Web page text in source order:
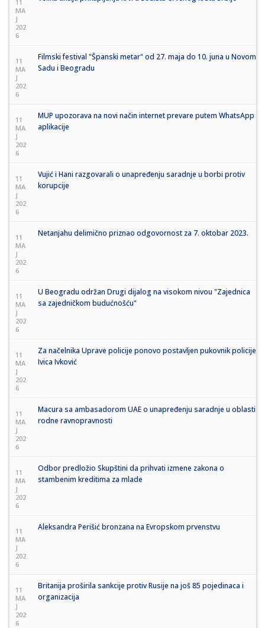
11
MA
J
202
6
11
MA
J
202
6
Filmski festival "Španski metar" od 27. maja do 10. juna u Novom
Sadu i Beogradu
11
MA
J
202
6
MUP upozorava na novi način internet prevare putem WhatsApp
aplikacije
11
MA
J
202
6
Vujić i Hani razgovarali o unapređenju saradnje u borbi protiv
korupcije
11
MA
J
202
6
Netanјahu delimično priznao odgovornost za 7. oktobar 2023.
11
MA
J
202
6
U Beogradu održan Drugi dijalog na visokom nivou "Zajednica
sa zajedničkom budućnošću"
11
MA
J
202
6
Za načelnika Uprave policije ponovo postavljen pukovnik policije
Ivica Ivković
11
MA
J
202
6
Macura sa ambasadorom UAE o unapređenju saradnje u oblasti
rodne ravnopravnosti
11
MA
J
202
6
Odbor predložio Skupštini da prihvati izmene zakona o
stambenim kreditima za mlade
11
MA
J
202
6
Aleksandra Perišić bronzana na Evropskom prvenstvu
11
MA
J
202
6
Britanija proširila sankcije protiv Rusije na još 85 pojedinaca i
organizacija